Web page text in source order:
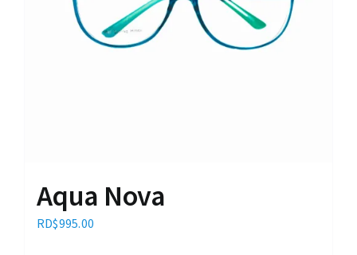
Aqua Nova
RD$995.00